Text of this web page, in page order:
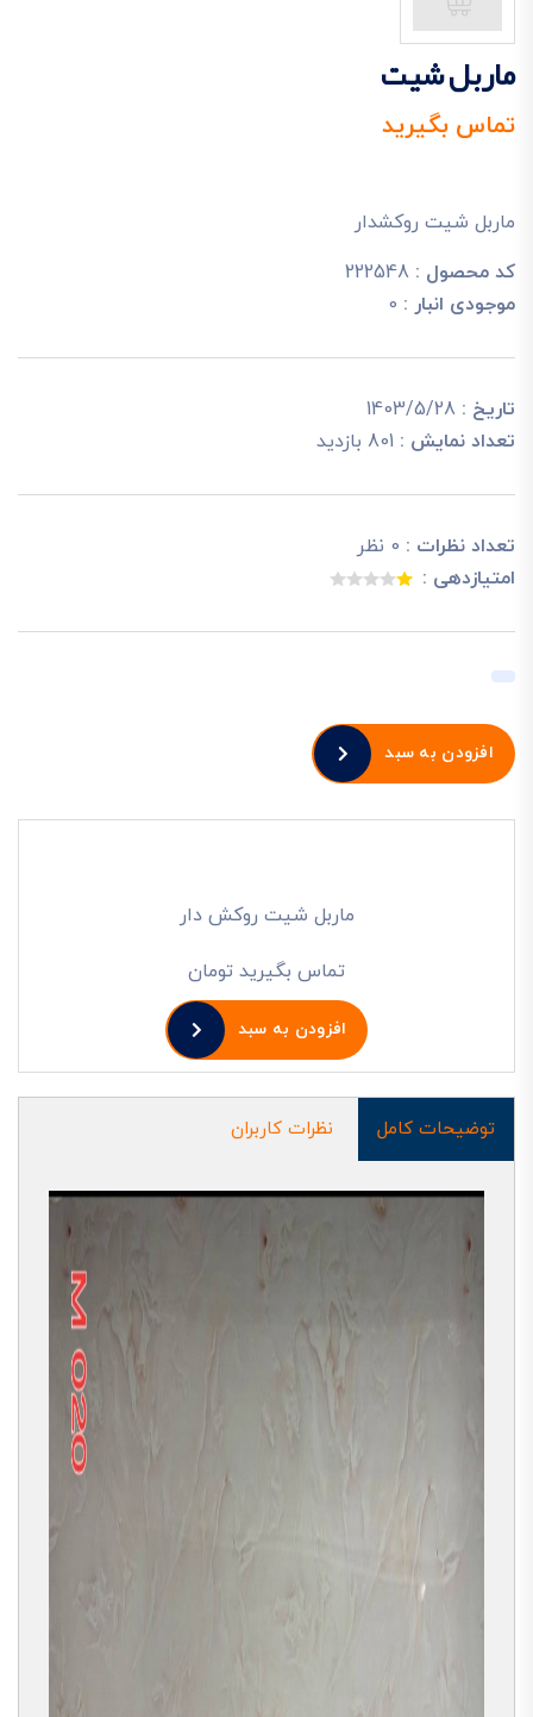
ماربل شیت
تماس بگیرید
ماربل شیت روکشدار
کد محصول : 222548
موجودی انبار : 0
تاریخ : 1403/5/28
تعداد نمایش : 801 بازدید
تعداد نظرات : 0 نظر
امتیازدهی :
افزودن به سبد
ماربل شیت روکش دار
تماس بگیرید تومان
افزودن به سبد
توضیحات کامل نظرات کاربران